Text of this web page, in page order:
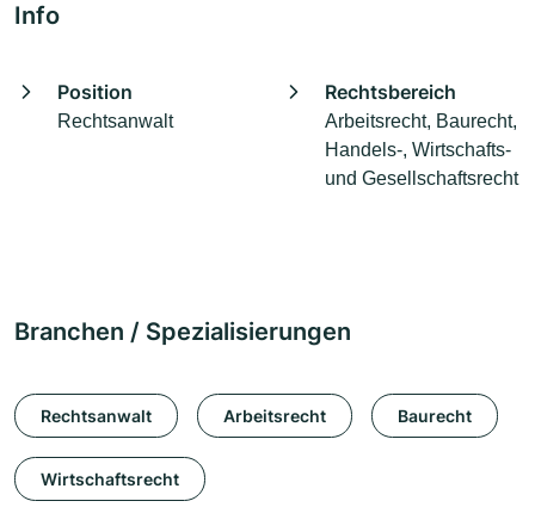
Info
Position
Rechtsanwalt
Rechtsbereich
Arbeitsrecht, Baurecht,
Handels-, Wirtschafts-
und Gesellschaftsrecht
Branchen / Spezialisierungen
Rechtsanwalt Arbeitsrecht Baurecht
Wirtschaftsrecht